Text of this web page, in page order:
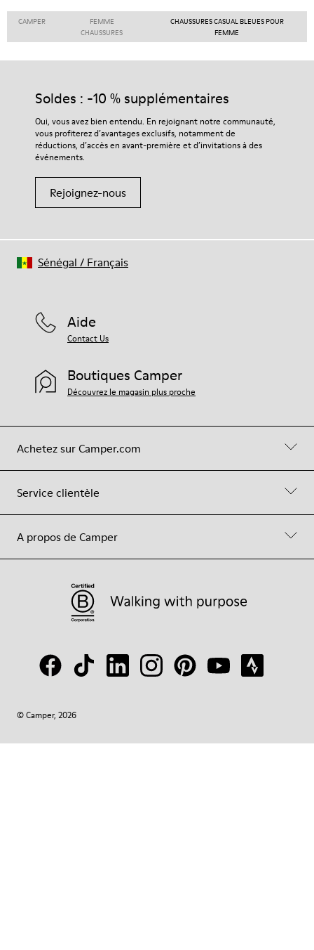
CAMPER
FEMME
CHAUSSURES
CHAUSSURES CASUAL BLEUES POUR
FEMME
Soldes : -10 % supplémentaires
Oui, vous avez bien entendu. En rejoignant notre communauté,
vous profiterez d’avantages exclusifs, notamment de
réductions, d’accès en avant-première et d’invitations à des
événements.
Rejoignez-nous
Achetez sur Camper.com
Service clientèle
A propos de Camper
Aide
Contact Us
Boutiques Camper
Découvrez le magasin plus proche
© Camper, 2026
Sénégal / Français